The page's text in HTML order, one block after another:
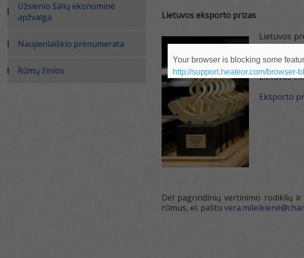
Užsienio šalių ekonominė
apžvalga
Naujienlaiškio prenumerata
Rūmų žinios
Lietuvos eksporto prizas
Lietuvos
panaudoti
Lietuvos
Eksporto
Dėl pagrindinių vertinimo rodiklių
rūmus, el. paštu
Your browser is blocking some
http://support.heateor.com/browser-